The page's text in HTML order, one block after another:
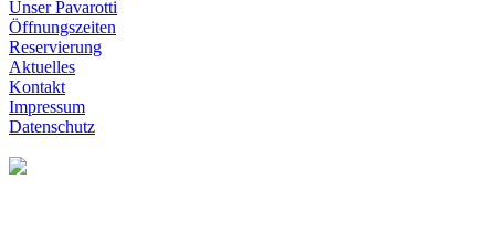
Unser Pavarotti
Öffnungszeiten
Reservierung
Aktuelles
Kontakt
Impressum
Datenschutz